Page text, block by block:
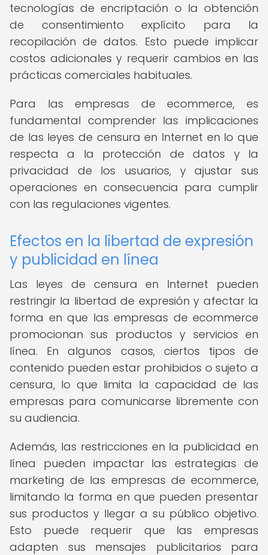
tecnologías de encriptación o la obtención
de consentimiento explícito para la
recopilación de datos. Esto puede implicar
costos adicionales y requerir cambios en las
prácticas comerciales habituales.
Para las empresas de ecommerce, es
fundamental comprender las implicaciones
de las leyes de censura en Internet en lo que
respecta a la protección de datos y la
privacidad de los usuarios, y ajustar sus
operaciones en consecuencia para cumplir
con las regulaciones vigentes.
Efectos en la libertad de expresión
y publicidad en línea
Las leyes de censura en Internet pueden
restringir la libertad de expresión y afectar la
forma en que las empresas de ecommerce
promocionan sus productos y servicios en
línea. En algunos casos, ciertos tipos de
contenido pueden estar prohibidos o sujeto a
censura, lo que limita la capacidad de las
empresas para comunicarse libremente con
su audiencia.
Además, las restricciones en la publicidad en
línea pueden impactar las estrategias de
marketing de las empresas de ecommerce,
limitando la forma en que pueden presentar
sus productos y llegar a su público objetivo.
Esto puede requerir que las empresas
adapten sus mensajes publicitarios para